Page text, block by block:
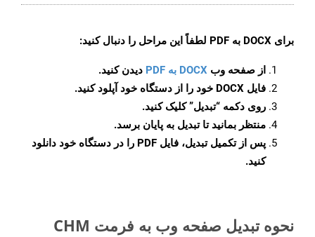
برای DOCX به PDF لطفاً این مراحل را دنبال کنید:
از صفحه وب DOCX به PDF
دیدن کنید.
فایل DOCX خود را از دستگاه خود آپلود کنید.
روی دکمه “تبدیل”کلیک کنید.
منتظر بمانید تا تبدیل به پایان برسد.
پس از تکمیل تبدیل، فایل PDF را در دستگاه خود دانلود
کنید.
نحوه تبدیل صفحه وب به فرمت CHM